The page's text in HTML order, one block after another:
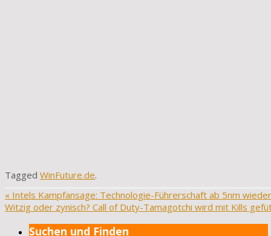
Tagged WinFuture.de.
« Intels Kampfansage: Technologie-Führerschaft ab 5nm
Witzig oder zynisch? Call of Duty-Tamagotchi wird mit Kills
Suchen und Finden